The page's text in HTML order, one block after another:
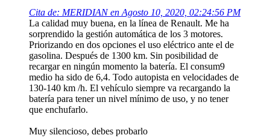
Cita de: MERIDIAN en Agosto 10, 2020, 02:24:56 PM
La calidad muy buena, en la línea de Renault. Me ha
sorprendido la gestión automática de los 3 motores.
Priorizando en dos opciones el uso eléctrico ante el de
gasolina. Después de 1300 km. Sin posibilidad de
recargar en ningún momento la batería. El consum9
medio ha sido de 6,4. Todo autopista en velocidades de
130-140 km /h. El vehículo siempre va recargando la
batería para tener un nivel mínimo de uso, y no tener
que enchufarlo.
Muy silencioso, debes probarlo